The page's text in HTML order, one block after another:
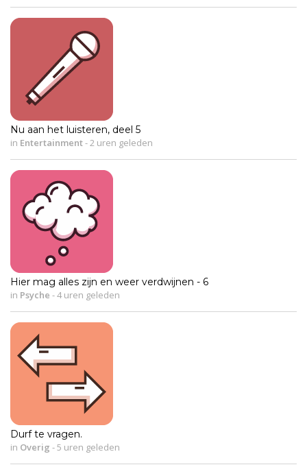
Nu aan het luisteren, deel 5
in Entertainment- 2 uren geleden
Hier mag alles zijn en weer verdwijnen - 6
in Psyche -4 uren geleden
Durf te vragen.
in Overig -5 uren geleden